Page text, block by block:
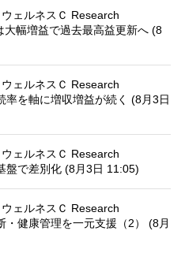
ェルネスＣ Research
幅増益で過去最高益更新へ (8
ェルネスＣ Research
率を軸に増収増益が続く (8月3日
ェルネスＣ Research
盤で差別化 (8月3日 11:05)
ェルネスＣ Research
健康管理を一元支援（2） (8月